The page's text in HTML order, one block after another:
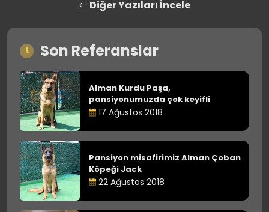
Diğer Yazıları İncele
Son Referanslar
Alman Kurdu Paşa,
pansiyonumuzda çok keyifli
17 Ağustos 2018
Pansiyon misafirimiz Alman Çoban
Köpeği Jack
22 Ağustos 2018